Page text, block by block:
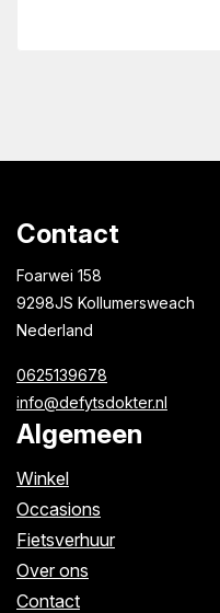
Contact
Foarwei 158
9298JS Kollumersweach
Nederland
0625139678
info@defytsdokter.nl
Algemeen
Winkel
Occasions
Fietsverhuur
Over ons
Contact